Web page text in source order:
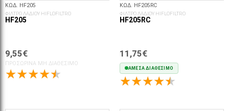
ΚΩΔ. HF205
ΦΙΛΤΡΟ ΛΑΔΙΟΥ HIFLOFILTRO
HF205
9,55€
ΠΡΟΣΩΡΙΝΆ ΜΗ ΔΙΑΘΈΣΙΜΟ
ΚΩΔ. HF205RC
ΦΙΛΤΡΟ ΛΑΔΙΟΥ HIFLOFILTRO
HF205RC
11,75€
ΆΜΕΣΑ ΔΙΑΘΈΣΙΜΟ